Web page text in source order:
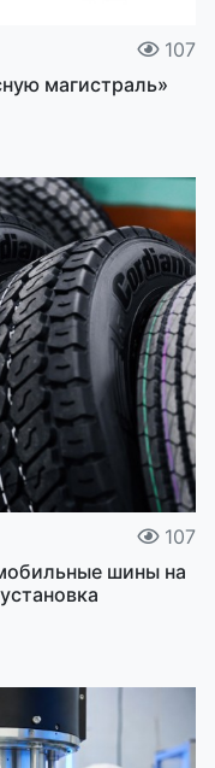
107
магистраль»
107
шины на